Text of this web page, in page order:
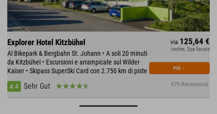
Explorer Hotel Kitzbühel
Al Bikepark & Bergbahn St. Johann • A soli 20 minuti
da Kitzbühel • Escursioni e arrampicate sul Wilder
Kaiser • Skipass SuperSki Card con 2.750 km di piste
4.4
Sehr Gut 679 Recensioni
via 125,64 €
inoltre, Spa fiscale
PIÙ ↓